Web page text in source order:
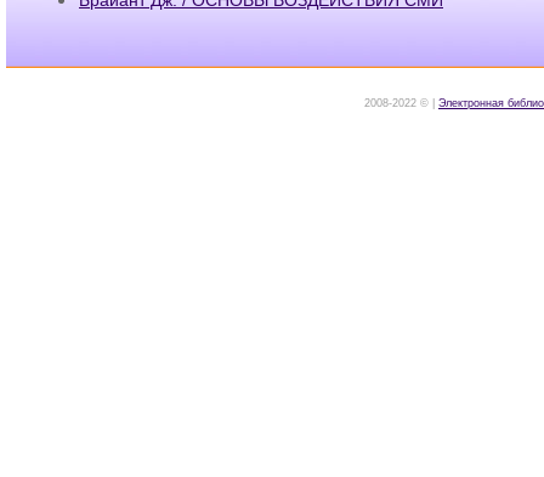
2008-2022 © | Электронная